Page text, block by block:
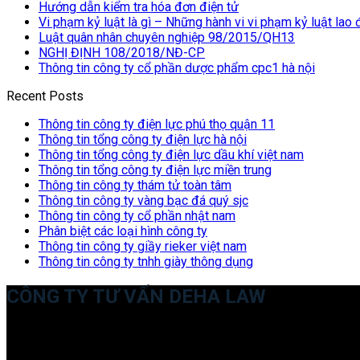
Hướng dẫn kiểm tra hóa đơn điện tử
Vi phạm kỷ luật là gì – Những hành vi vi phạm kỷ luật lao
Luật quân nhân chuyên nghiệp 98/2015/QH13
NGHỊ ĐỊNH 108/2018/NĐ-CP
Thông tin công ty cổ phần dược phẩm cpc1 hà nội
Recent Posts
Thông tin công ty điện lực phú thọ quận 11
Thông tin tổng công ty điện lực hà nội
Thông tin tổng công ty điện lực dầu khí việt nam
Thông tin tổng công ty điện lực miền trung
Thông tin công ty thám tử toàn tâm
Thông tin công ty vàng bạc đá quý sjc
Thông tin công ty cổ phần nhật nam
Phân biệt các loại hình công ty
Thông tin công ty giầy rieker việt nam
Thông tin công ty tnhh giày thông dụng
CÔNG TY TƯ VẤN DEHA LAW